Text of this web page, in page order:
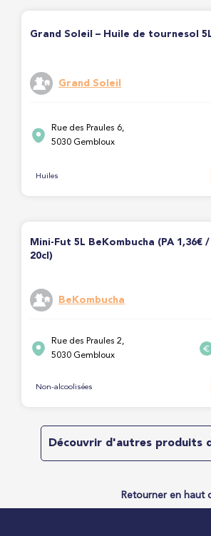
Grand Soleil – Huile de tournesol
Grand Soleil
Rue des Praules 6,
5030 Gembloux
Huiles
Mini-Fut 5L BeKombucha (PA 1,36€
20cl)
BeKombucha
Rue des Praules 2,
5030 Gembloux
Non-alcoolisées
Découvrir d'autres produits
Retourner en haut